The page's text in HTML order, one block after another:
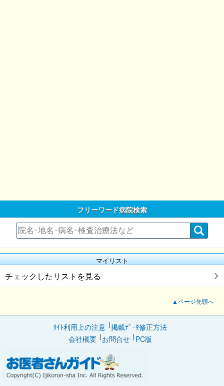
フリーワード病院検索
マイリスト
チェックしたリストを見る
▲ページ先頭へ
ｻｲﾄ利用上の注意 掲載ﾃﾞｰﾀ修正方法
会社概要
お問合せ PC版